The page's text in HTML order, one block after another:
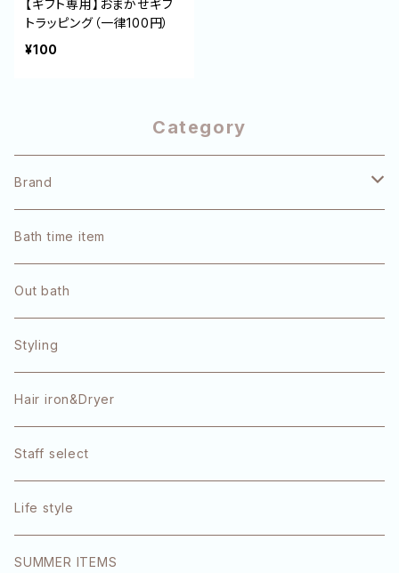
【ギフト専用】おまかせギフ
トラッピング（一律100円）
¥100
Category
Brand
pulūto
Refa
OLAPLEX
TOKIO
1DK
エクラリティ
E-STANDARD
Bath time item
Out bath
Styling
Hair iron&Dryer
Staff select
Life style
SUMMER ITEMS